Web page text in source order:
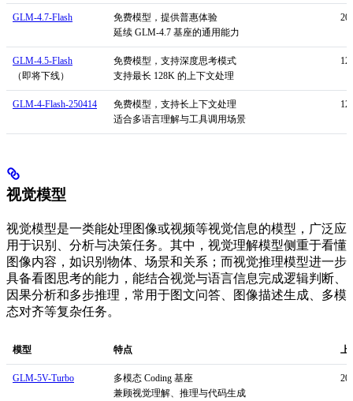
GLM-4.7-Flash
免费模型，提供普惠体验
延续 GLM-4.7 基座的通用能力
GLM-4.5-Flash
（即将下线）
免费模型，支持深度思考模式
支持最长 128K 的上下文处理
GLM-4-Flash-250414
免费模型，支持长上下文处理
适合多语言理解与工具调用场景
视觉模型
视觉模型是一类能处理图像或视频等视觉信息的模型，广泛应
用于识别、分析与决策任务。其中，视觉理解模型侧重于看懂
图像内容，如识别物体、场景和关系；而视觉推理模型进一步
具备看图思考的能力，能结合视觉与语言信息完成逻辑判断、
因果分析和多步推理，常用于图文问答、图像描述生成、多模
态对齐等复杂任务。
模型 特点 上
GLM-5V-Turbo
多模态 Coding 基座
兼顾视觉理解、推理与代码生成